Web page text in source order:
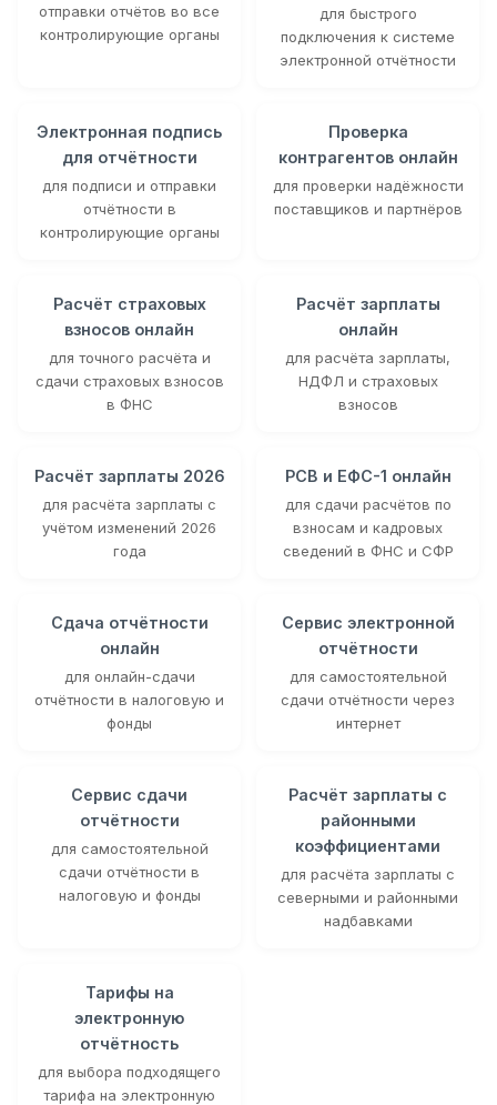
отправки отчётов во все
контролирующие органы
для быстрого
подключения к системе
электронной отчётности
Электронная подпись
для отчётности
для подписи и отправки
отчётности в
контролирующие органы
Проверка
контрагентов онлайн
для проверки надёжности
поставщиков и партнёров
Расчёт страховых
взносов онлайн
для точного расчёта и
сдачи страховых взносов
в ФНС
Расчёт зарплаты
онлайн
для расчёта зарплаты,
НДФЛ и страховых
взносов
Расчёт зарплаты 2026
для расчёта зарплаты с
учётом изменений 2026
года
РСВ и ЕФС-1 онлайн
для сдачи расчётов по
взносам и кадровых
сведений в ФНС и СФР
Сдача отчётности
онлайн
для онлайн-сдачи
отчётности в налоговую и
фонды
Сервис электронной
отчётности
для самостоятельной
сдачи отчётности через
интернет
Сервис сдачи
отчётности
для самостоятельной
сдачи отчётности в
налоговую и фонды
Расчёт зарплаты с
районными
коэффициентами
для расчёта зарплаты с
северными и районными
надбавками
Тарифы на
электронную
отчётность
для выбора подходящего
тарифа на электронную